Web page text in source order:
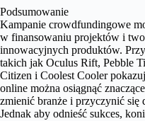
Podsumowanie
Kampanie crowdfundingowe
w finansowaniu projektów i
innowacyjnych produktów.
takich jak Oculus Rift, Pebble
Citizen i Coolest Cooler
online można osiągnąć
zmienić branże i przyczynić się
Jednak aby odnieść sukces,